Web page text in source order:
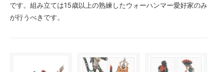
です。組み立ては15歳以上の熟練したウォーハンマー愛好家のみ
が行うべきです。